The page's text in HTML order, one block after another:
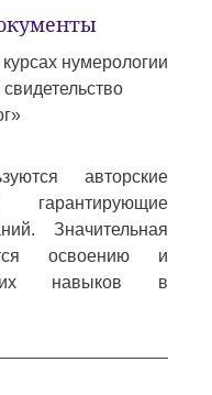
нумерологии
авторские
гарантирующие
Значительная
освоению и
навыков в